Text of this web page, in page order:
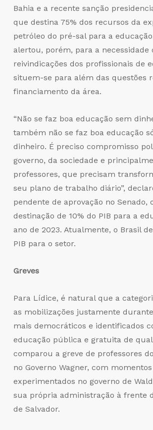
Bahia e a recente sanção
que destina 75% dos recursos da
petróleo do pré-sal para a
alertou, porém, para a necessidade
reivindicações dos profissionais de
situem-se para além das questões
financiamento da área.
“Não se faz boa educação sem
também não se faz boa educação
dinheiro. É preciso compromisso
governo, da sociedade e
professores, que precisam
seu plano de trabalho diário”,
pendente de aprovação no Senado,
destinação de 10% do PIB para a
ano de 2023. Atualmente, o Brasil
PIB para o setor.
Greves
Para Lídice, é natural que a
as mobilizações justamente
mais democráticos e identificados
educação pública e gratuita de
comparou a greve de professores
no Governo Wagner, com
experimentados no governo de
sua própria administração à frente
de Salvador.